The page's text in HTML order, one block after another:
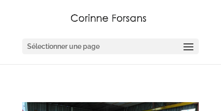
Sélectionner une page